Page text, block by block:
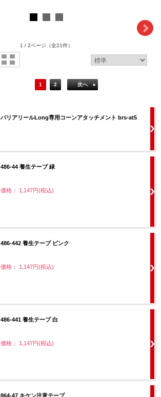
1 / 2ページ （全21件）
1 2 次へ
バリアリールLong専用コーンアタッチメント brs-at5
486-44 養生テープ 緑
価格： 1,147円(税込)
486-442 養生テープ ピンク
価格： 1,147円(税込)
486-441 養生テープ 白
価格： 1,147円(税込)
864-47 キケン注意テープ